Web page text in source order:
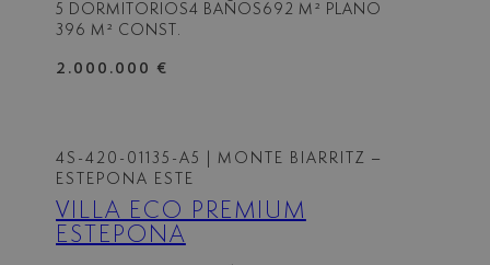
5 DORMITORIOS4 BAÑOS 692 M² PLANO
396 M² CONST.
2.000.000 €
4S-420-01135-A5
| MONTE BIARRITZ –
ESTEPONA ESTE
VILLA ECO PREMIUM
ESTEPONA